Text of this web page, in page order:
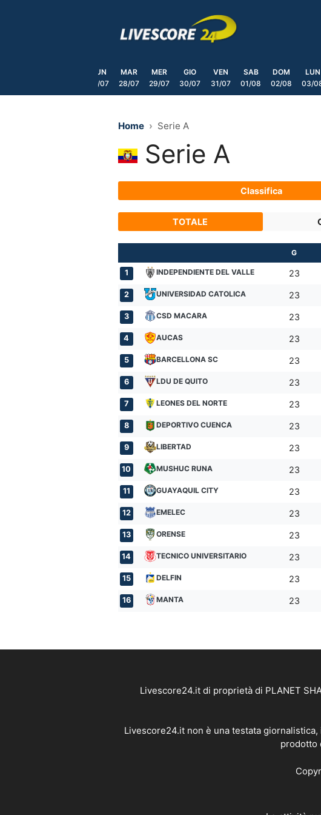
LUN
27/07
MAR
28/07
MER
29/07
GIO
30/07
VEN
31/07
SAB
01/08
DOM
02/08
LUN
03/
Home Serie A
Serie A
Classifica
TOTALE
G
1 INDEPENDIENTE DEL VALLE 23
2 UNIVERSIDAD CATOLICA 23
3 CSD MACARA 23
4 AUCAS 23
5 BARCELLONA SC 23
6 LDU DE QUITO 23
7 LEONES DEL NORTE 23
8 DEPORTIVO CUENCA 23
9 LIBERTAD 23
10 MUSHUC RUNA 23
11 GUAYAQUIL CITY 23
12 EMELEC 23
13 ORENSE 23
14 TECNICO UNIVERSITARIO 23
15 DELFIN 23
16 MANTA 23
Livescore24.it di proprietà di PLANET
Livescore24.it non è una testata
prodotto